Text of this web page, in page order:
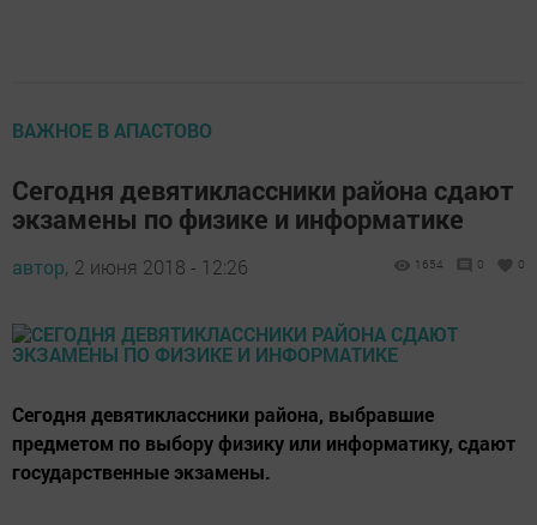
ВАЖНОЕ В АПАСТОВО
Сегодня девятиклассники района сдают
экзамены по физике и информатике
автор, 2 июня 2018 - 12:26 1654 0 0
Сегодня девятиклассники района, выбравшие
предметом по выбору физику или информатику, сдают
государственные экзамены.